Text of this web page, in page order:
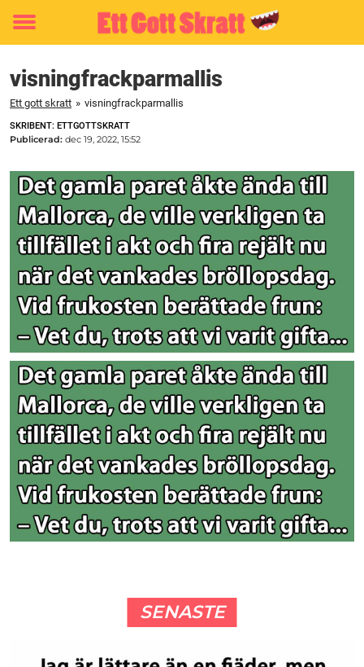
Toggle
visningfrackparmallis
Ett gott skratt » visningfrackparmallis
SKRIBENT: ETTGOTTSKRATT
Publicerad: dec 19, 2022, 15:52
SENASTE